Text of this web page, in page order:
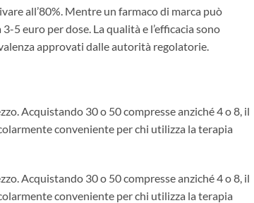
all’80%. Mentre un farmaco di marca può
5 euro per dose. La qualità e l’efficacia sono
approvati dalle autorità regolatorie.
Acquistando 30 o 50 compresse anziché 4 o 8, il
conveniente per chi utilizza la terapia
Acquistando 30 o 50 compresse anziché 4 o 8, il
conveniente per chi utilizza la terapia